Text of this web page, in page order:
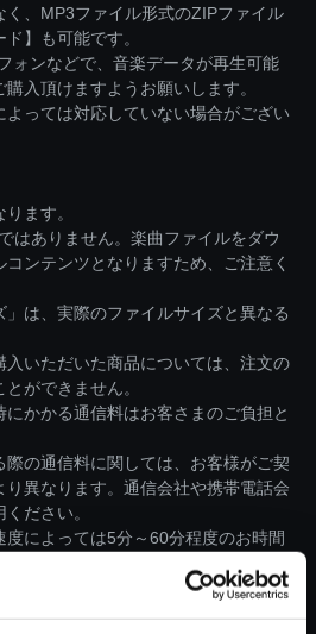
、MP3ファイル形式のZIPファイル
】も可能です。
ォンなどで、音楽データが再生可能
入頂けますようお願いします。
っては対応していない場合がござい
ます。
はありません。楽曲ファイルをダウ
ンテンツとなりますため、ご注意く
」は、実際のファイルサイズと異なる
入いただいた商品については、注文の
ができません。
にかかる通信料はお客さまのご負担と
際の通信料に関しては、お客様がご契
異なります。通信会社や携帯電話会
ださい。
度によっては5分～60分程度のお時間
のダウンロードの際には、通信環境